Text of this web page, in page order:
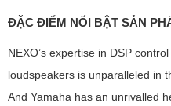
ĐẶC ĐIỂM NỔI BẬT SẢN
NEXO’s expertise in DSP
loudspeakers is unparalleled in
And Yamaha has an unrivalled